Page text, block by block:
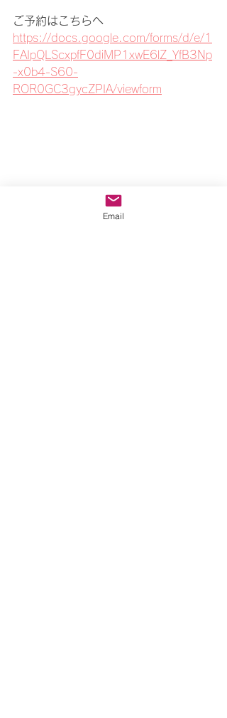
ご予約はこちらへ
https://docs.google.com/forms/d/e/1
FAIpQLScxpfF0diMP1xwE6lZ_YfB3Np
-x0b4-S60-
ROR0GC3gycZPIA/viewform
Email